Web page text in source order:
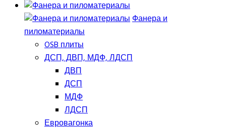
Фанера и
пиломатериалы
OSB плиты
ДСП, ДВП, МДФ, ЛДСП
ДВП
ДСП
МДФ
ЛДСП
Евровагонка